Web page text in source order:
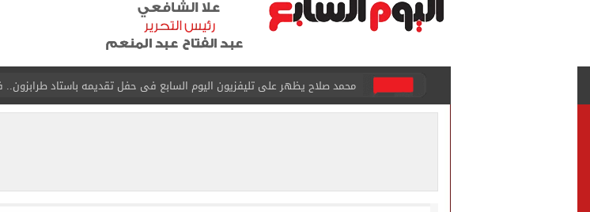
أسعار الذهب في مصر تتراجع.. وعيار 21 يسجل هذا الرقم
الاستعلامات تفند ادعاءات ذا صن وميرور حول علاج سيدة بريطانية في شرم الشيخ
ما حكم رشّ المياه أمام المنازل؟.. أمين الفتوى يجيب (فيديو)